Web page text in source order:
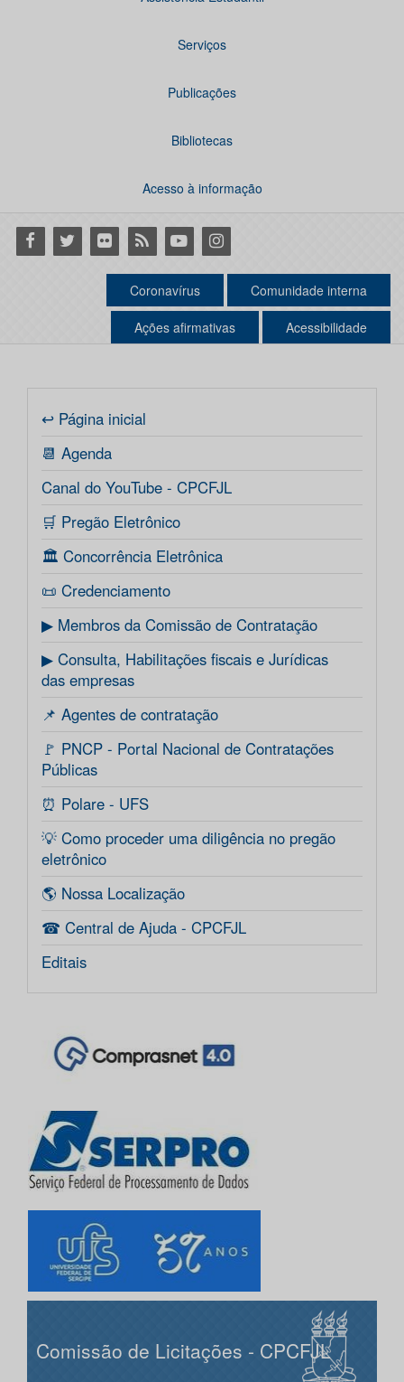
Serviços
Publicações
Bibliotecas
Acesso à informação
Facebook
Twitter Flickr RSS YoutubeInstagram
Coronavírus Comunidade interna
Ações afirmativas Acessibilidade
↩ Página inicial
📆 Agenda
Canal do YouTube - CPCFJL
🛒 Pregão Eletrônico
🏛️ Concorrência Eletrônica
📜 Credenciamento
▶ Membros da Comissão de Contratação
▶ Consulta, Habilitações fiscais e Jurídicas
das empresas
📌 Agentes de contratação
🚩 PNCP - Portal Nacional de Contratações
Públicas
⏰ Polare - UFS
💡 Como proceder uma diligência no pregão
eletrônico
🌎 Nossa Localização
☎ Central de Ajuda - CPCFJL
Editais
Comissão de Licitações - CPCFJL